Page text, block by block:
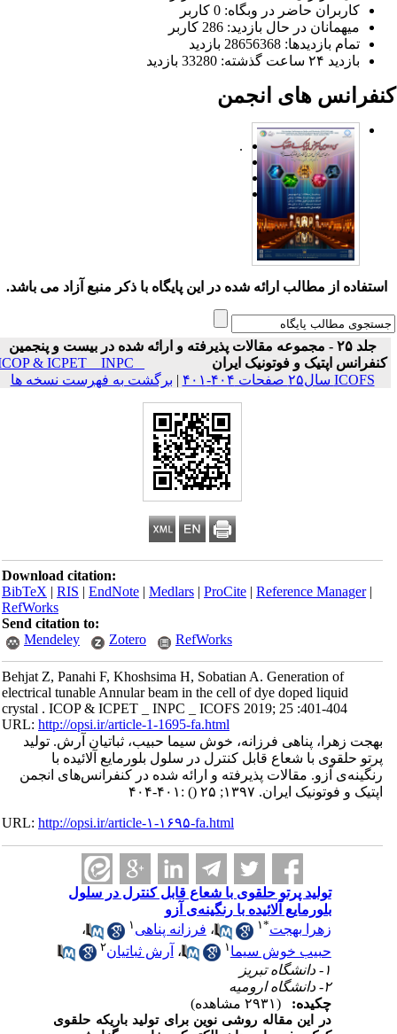
کاربران حاضر در وبگاه: 0 کاربر
میهمانان در حال بازدید: 286 کاربر
تمام بازدید‌ها: 28656368 بازدید
بازدید ۲۴ ساعت گذشته: 33280 بازدید
های انجمن
.
استفاده از مطالب ارائه شده در این پایگاه با ذکر منبع آزاد می باشد.
جلد ۲۵ - مجموعه مقالات پذیرفته و ارائه شده در بیست و پنجمین
کنفرانس اپتیک و فوتونیک ایران
ICOP & ICPET _ INPC _
ICOFS سال۲۵ صفحات ۴۰۴-۴۰۱
|برگشت به فهرست نسخه ها
Download citation:
BibTeX|RIS|EndNote|Medlars|ProCite|Reference Manager
RefWorks
Send citation to:
Mendeley
Zotero RefWorks
Behjat Z, Panahi F, Khoshsima H, Sobatian A. Generation of
electrical tunable Annular beam in the cell of dye doped liquid
crystal . ICOP & ICPET _ INPC _ ICOFS 2019; 25 :401-404
URL:http://opsi.ir/article-1-1695-fa.html
بهجت زهرا، پناهی فرزانه، خوش سیما حبیب، ثباتیان آرش. تولید
پرتو حلقوی با شعاع قابل کنترل در سلول بلورمایع آلائیده با
رنگینه‌ی آزو. مقالات پذیرفته و ارائه شده در کنفرانس‌های انجمن
اپتیک و فوتونیک ایران. ۱۳۹۷; ۲۵
() :۴۰۱-۴۰۴
URL:http://opsi.ir/article-۱-۱۶۹۵-fa.html
تولید پرتو حلقوی با شعاع قابل کنترل در سلول
بلورمایع آلائیده با رنگینه‌ی آزو
زهرا بهجت* ۱ ،فرزانه پناهی
،
حبیب خوش سیما
،آرش ثباتیان ۲
چکیده:
در این مقاله روشی نوین برای تولید باریکه حلقوی